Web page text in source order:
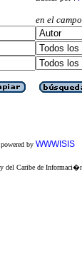
en el campo
powered by WWWISIS
del Caribe de